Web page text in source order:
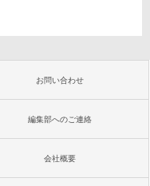
お問い合わせ
編集部へのご連絡
会社概要